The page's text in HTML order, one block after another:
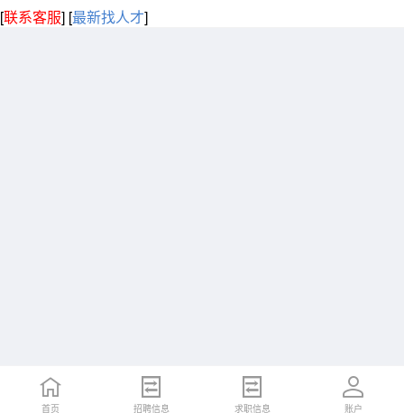
[联系客服] [最新找人才]
首页 招聘信息 求职信息 账户